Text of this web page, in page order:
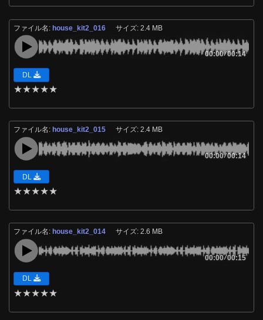
ファイル名:house_kit2_016 サイズ: 2.4 MB
00:00/00:14
DL
★★★★★
ファイル名: house_kit2_015 サイズ: 2.4 MB
00:00/00:14
DL
★★★★★
ファイル名: house_kit2_014 サイズ: 2.6 MB
00:00/00:15
DL
★★★★★